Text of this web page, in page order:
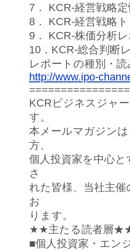
7． KCR-経営戦略
8． KCR-経営戦略
9． KCR-株価分析
10．KCR-総合判断
レポートの種別・
http://www.ipo-
KCRビジネスジャ
す。
本メールマガジン
方、
個人投資家を中心
さ
れた皆様、当社主
お
ります。
★★主たる読者層
■個人投資家・エン